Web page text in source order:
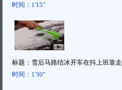
时间： 1'15"
标题： 雪后马路结冰开车在抖上班靠走
时间： 1'30"